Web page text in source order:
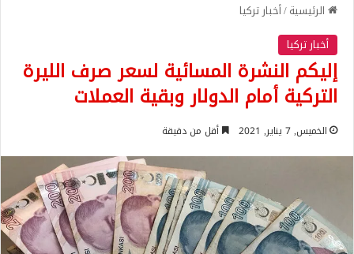
الرئيسية/أخبار تركيا
أخبار تركيا
إليكم النشرة المسائية لسعر صرف الليرة
التركية أمام الدولار وبقية العملات
الخميس, 7 يناير, 2021 أقل من دقيقة